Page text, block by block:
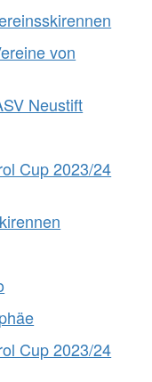
von
Neustift
Cup 2023/24
Cup 2023/24